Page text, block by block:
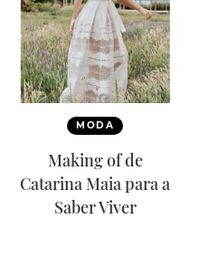
MODA
Making of de
Catarina Maia para a
Saber Viver